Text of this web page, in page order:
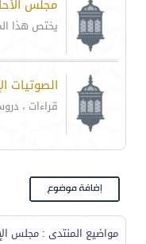
مجلس
يختص هذا
الصوتيات
قراءات ،
مواضيع المنتدى : مجلس